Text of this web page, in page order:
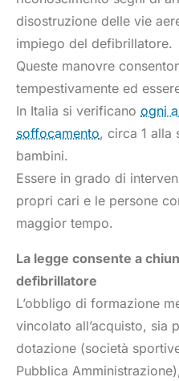
disostruzione delle vie
impiego del defibrillatore.
Queste manovre
tempestivamente ed
In Italia si verificano ogni
soffocamento, circa 1 alla
bambini.
Essere in grado di
propri cari e le persone
maggior tempo.
La legge consente a
defibrillatore
L’obbligo di formazione
vincolato all’acquisto, sia
dotazione (società
Pubblica